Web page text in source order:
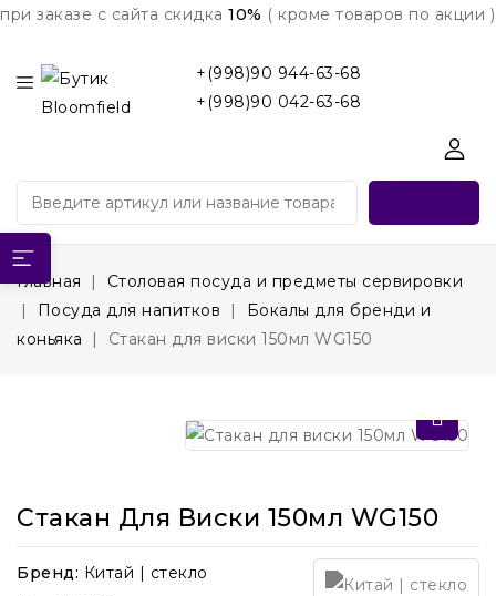
при заказе с сайта скидка 10% ( кроме товаров по акции )
+(998)90 944-63-68
+(998)90 042-63-68
Главная
Столовая посуда и предметы сервировки
Посуда для напитков
Бокалы для бренди и
коньяка
Стакан для виски 150мл WG150
Стакан Для Виски 150мл WG150
Бренд: Китай | стекло